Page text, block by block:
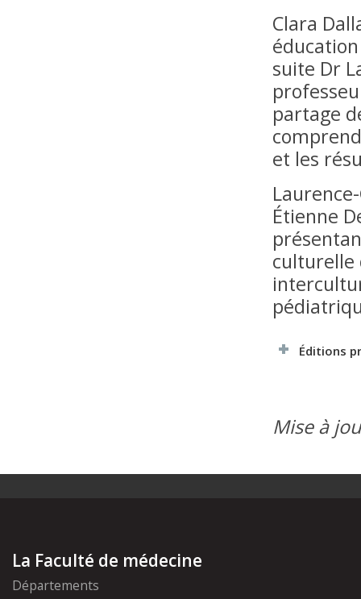
Clara
suite Dr
partage
et les
Étienne
culturelle
Éditions
Mise à
La Faculté de médecine
Départements